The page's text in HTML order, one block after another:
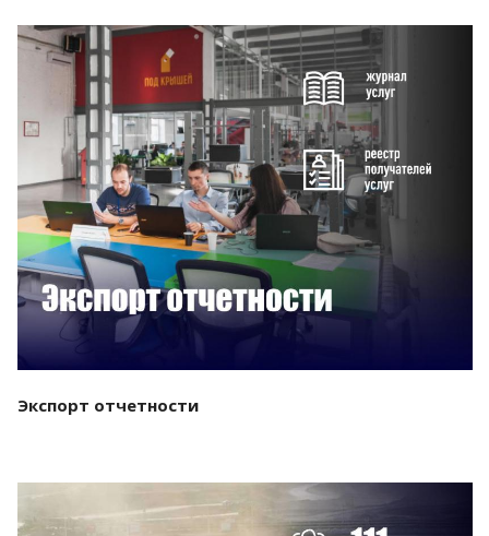
Смотреть проект
Экспорт отчетности